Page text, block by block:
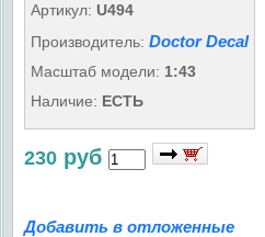
Артикул: U494
Производитель: Doctor Decal
Масштаб модели: 1:43
Наличие: ЕСТЬ
230 руб
Добавить в отложенные